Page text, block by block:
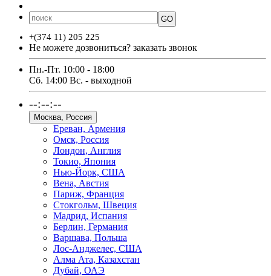
GO
+(374 11) 205 225
Не можете дозвониться? заказать звонок
Пн.-Пт. 10:00 - 18:00
Сб. 14:00 Вс. - выходной
--:--:--
Москва, Россия
Ереван, Армения
Омск, Россия
Лондон, Англия
Токио, Япония
Нью-Йорк, США
Вена, Австия
Париж, Франция
Стокгольм, Швеция
Мадрид, Испания
Берлин, Германия
Варшава, Польша
Лос-Анджелес, США
Алма Ата, Казахстан
Дубай, ОАЭ